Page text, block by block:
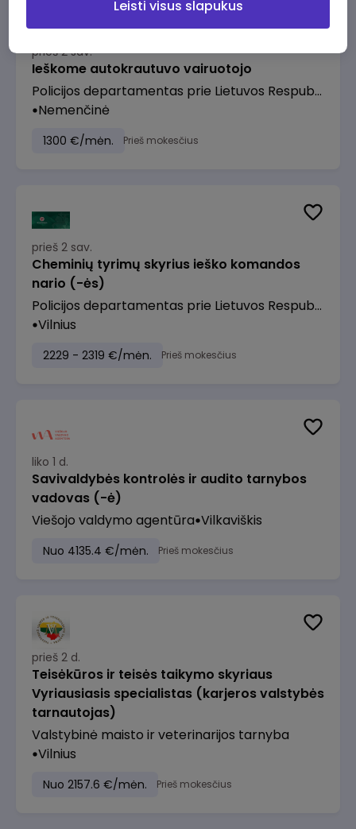
prieš 2 sav.
Ieškome autokrautuvo vairuotojo
Policijos departamentas prie Lietuvos Respublikos vidaus reikalų ministerijos
Nemenčinė
1300 €/mėn. Prieš mokesčius
prieš 2 sav.
Cheminių tyrimų skyrius ieško komandos
nario (-ės)
Policijos departamentas prie Lietuvos Respublikos vidaus reikalų ministerijos
Vilnius
2229 - 2319 €/mėn. Prieš mokesčius
liko 1 d.
Savivaldybės kontrolės ir audito tarnybos
vadovas (-ė)
Viešojo valdymo agentūra Vilkaviškis
Nuo 4135.4 €/mėn. Prieš mokesčius
prieš 2 d.
Teisėkūros ir teisės taikymo skyriaus
Vyriausiasis specialistas (karjeros valstybės
tarnautojas)
Valstybinė maisto ir veterinarijos tarnyba
Vilnius
Nuo 2157.6 €/mėn. Prieš mokesčius
Leisti visus slapukus